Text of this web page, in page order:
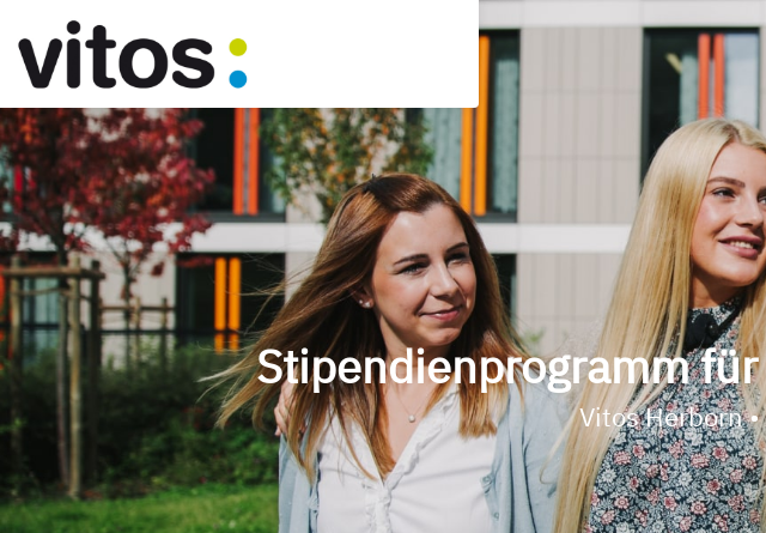
Stipendienprogramm
Vitos Herborn